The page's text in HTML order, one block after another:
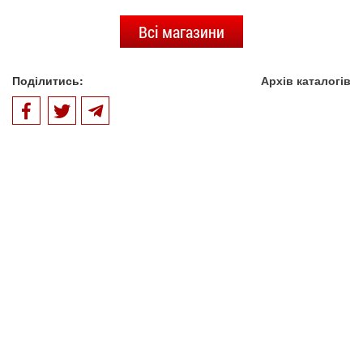
Всі магазини
Поділитись: Архів каталогів